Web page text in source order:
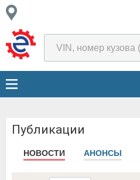
Публикации
НОВОСТИ АНОНСЫ